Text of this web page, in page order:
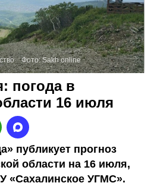
Фото:Sakh.online
погода в
16 июля
публикует прогноз
области на 16 июля,
«Сахалинское УГМС».